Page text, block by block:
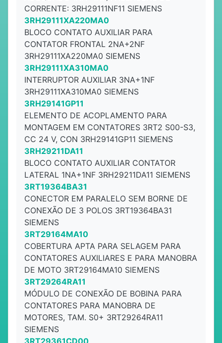
CORRENTE: 3RH29111NF11 SIEMENS
3RH29111XA220MA0
BLOCO CONTATO AUXILIAR PARA
CONTATOR FRONTAL 2NA+2NF
3RH29111XA220MA0 SIEMENS
3RH29111XA310MA0
INTERRUPTOR AUXILIAR 3NA+1NF
3RH29111XA310MA0 SIEMENS
3RH29141GP11
ELEMENTO DE ACOPLAMENTO PARA
MONTAGEM EM CONTATORES 3RT2 S00-S3,
CC 24 V, CON 3RH29141GP11 SIEMENS
3RH29211DA11
BLOCO CONTATO AUXILIAR CONTATOR
LATERAL 1NA+1NF 3RH29211DA11 SIEMENS
3RT19364BA31
CONECTOR EM PARALELO SEM BORNE DE
CONEXÃO DE 3 POLOS 3RT19364BA31
SIEMENS
3RT29164MA10
COBERTURA APTA PARA SELAGEM PARA
CONTATORES AUXILIARES E PARA MANOBRA
DE MOTO 3RT29164MA10 SIEMENS
3RT29264RA11
MÓDULO DE CONEXÃO DE BOBINA PARA
CONTATORES PARA MANOBRA DE
MOTORES, TAM. S0+ 3RT29264RA11
SIEMENS
3RT29361CD00